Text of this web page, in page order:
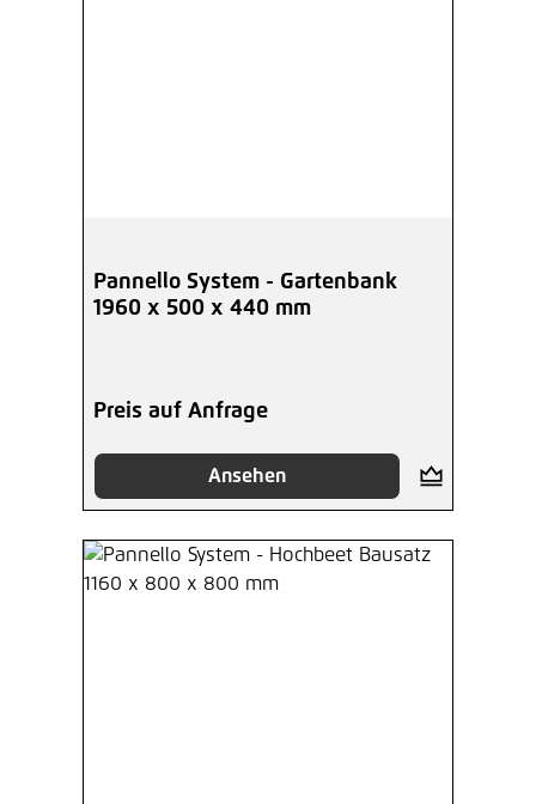
Pannello System - Gartenbank
1960 x 500 x 440 mm
Preis auf Anfrage
Ansehen